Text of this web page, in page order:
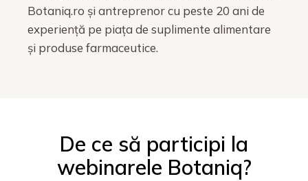
Botaniq.ro și antreprenor cu peste 20 ani de
experiență pe piața de suplimente alimentare
și produse farmaceutice.
De ce să participi la
webinarele Botaniq?